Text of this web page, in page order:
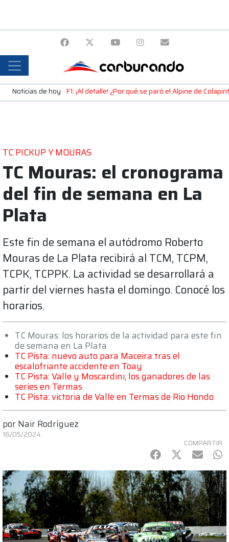
Noticias de hoy F1: ¡Al detalle! ¿Por qué se paró el Alpine de
TC PICKUP Y MOURAS
TC Mouras: el cronograma
del fin de semana en La
Plata
Este fin de semana el autódromo Roberto
Mouras de La Plata recibirá al TCM, TCPM,
TCPK, TCPPK. La actividad se desarrollará a
partir del viernes hasta el domingo. Conocé los
horarios.
TC Mouras: los horarios de la actividad para este fin
de semana en La Plata
TC Pista: nuevo auto para Maceira tras el
escalofriante accidente en Toay
TC Pista: Valle y Moscardini, los ganadores de las
series en Termas
TC Pista: victoria de Valle en Termas de Rio Hondo
por Nair Rodríguez
16/05/2024
COMPARTIR
Facebook
Twitter
mail